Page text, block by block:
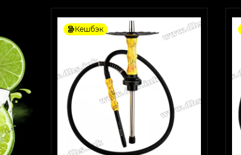
Кешбэк